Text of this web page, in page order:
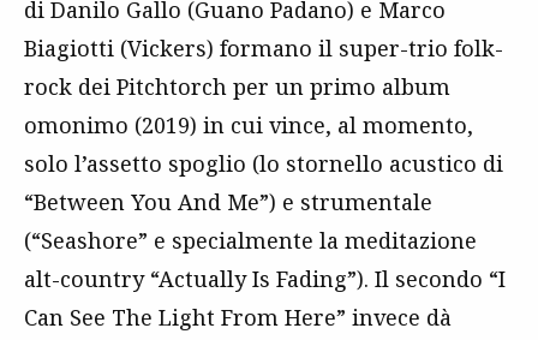
di Danilo Gallo (Guano Padano) e Marco
Biagiotti (Vickers) formano il super-trio folk-
rock dei Pitchtorch per un primo album
omonimo (2019) in cui vince, al momento,
solo l’assetto spoglio (lo stornello acustico di
“Between You And Me”) e strumentale
(“Seashore” e specialmente la meditazione
alt-country “Actually Is Fading”). Il secondo “I
Can See The Light From Here” invece dà